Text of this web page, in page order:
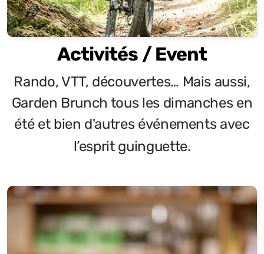
Activités / Event
Rando, VTT, découvertes… Mais aussi,
Garden Brunch tous les dimanches en
été et bien d'autres événements avec
l’esprit guinguette.